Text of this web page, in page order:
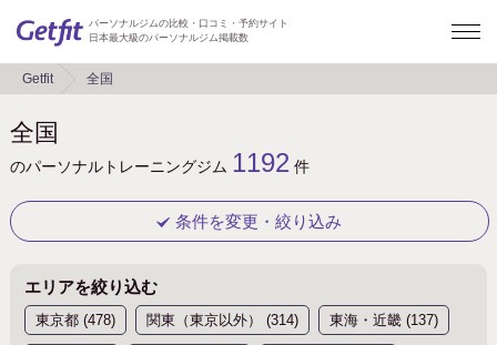
パーソナルジムの比較・口コミ・予約サイト
日本最大級のパーソナルジム掲載数
Getfit 全国
全国
のパーソナルトレーニングジム 1192 件
条件を変更・絞り込み
キーワード
エリアを絞り込む
東京都 (478) 関東（東京以外） (314) 東海・近畿 (137)